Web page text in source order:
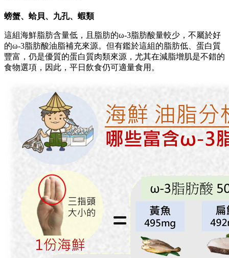
螃蟹、蛤貝、九孔、蝦類
這組海鮮脂肪含量低，且脂肪的ω-3脂肪酸量較少，不屬於好
的ω-3脂肪酸油脂補充來源。但有鑑於這組的脂肪低、蛋白質
豐富，仍是優質的蛋白質肉類來源，尤其在減脂增肌是不錯的
食物選項，因此，平日飲食仍可適量食用。